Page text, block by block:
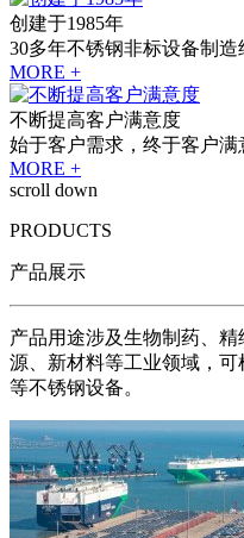
创建于1985年
30多年不锈钢非标设备制造
MORE +
不断提高客户满意度
始于客户需求，终于客户满
MORE +
scroll down
PRODUCTS
产品展示
产品用途涉及生物制药、
源、新材料等工业领域，
等不锈钢设备。